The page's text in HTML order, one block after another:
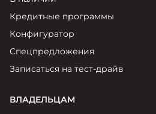
Яркий
Кредитные программы
Моторное масло
СЕРВИСНЫЕ АКЦИИ
КОНТАКТЫ
Кредитные программы
Конфигуратор
Спецпредложения
Записаться на тест-драйв
ВЛАДЕЛЬЦАМ